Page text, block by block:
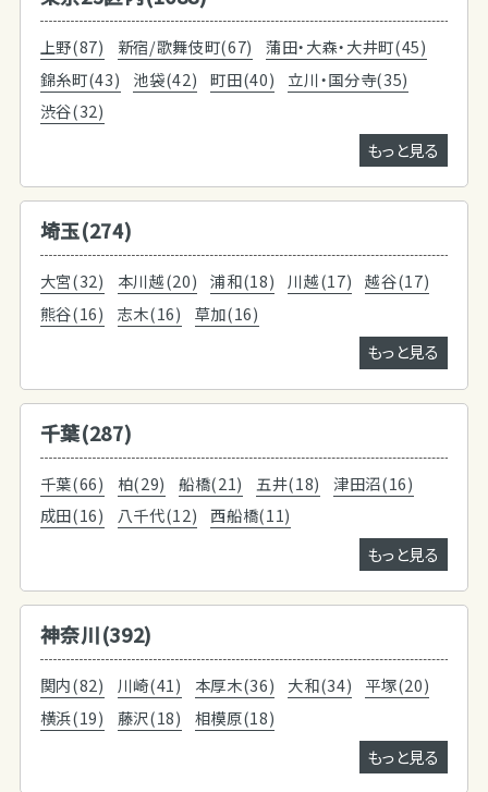
上野(87) 新宿/歌舞伎町(67)
蒲田・大森・大井町(45)
錦糸町(43)
池袋(42) 町田(40)
立川・国分寺(35)
渋谷(32)
もっと見る
埼玉(274)
大宮(32) 本川越(20) 浦和(18) 川越(17)
越谷(17)
熊谷(16)
志木(16)
草加(16)
もっと見る
千葉(287)
千葉(66) 柏(29) 船橋(21) 五井(18)
津田沼(16)
成田(16)
八千代(12)
西船橋(11)
もっと見る
神奈川(392)
関内(82) 川崎(41) 本厚木(36) 大和(34)
平塚(20)
横浜(19)
藤沢(18)
相模原(18)
もっと見る